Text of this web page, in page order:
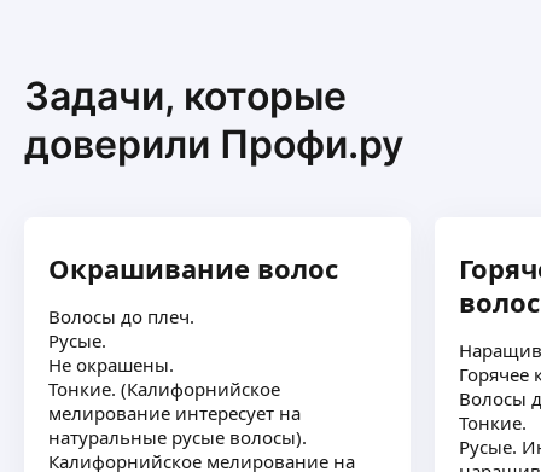
Задачи, которые
доверили Профи.ру
Окрашивание волос
Волосы до плеч.
Русые.
Не окрашены.
Тонкие. (Калифорнийское
мелирование интересует на
натуральные русые волосы).
Калифорнийское мелирование на
волос
Горячее
Волосы
Тонкие.
Русые.